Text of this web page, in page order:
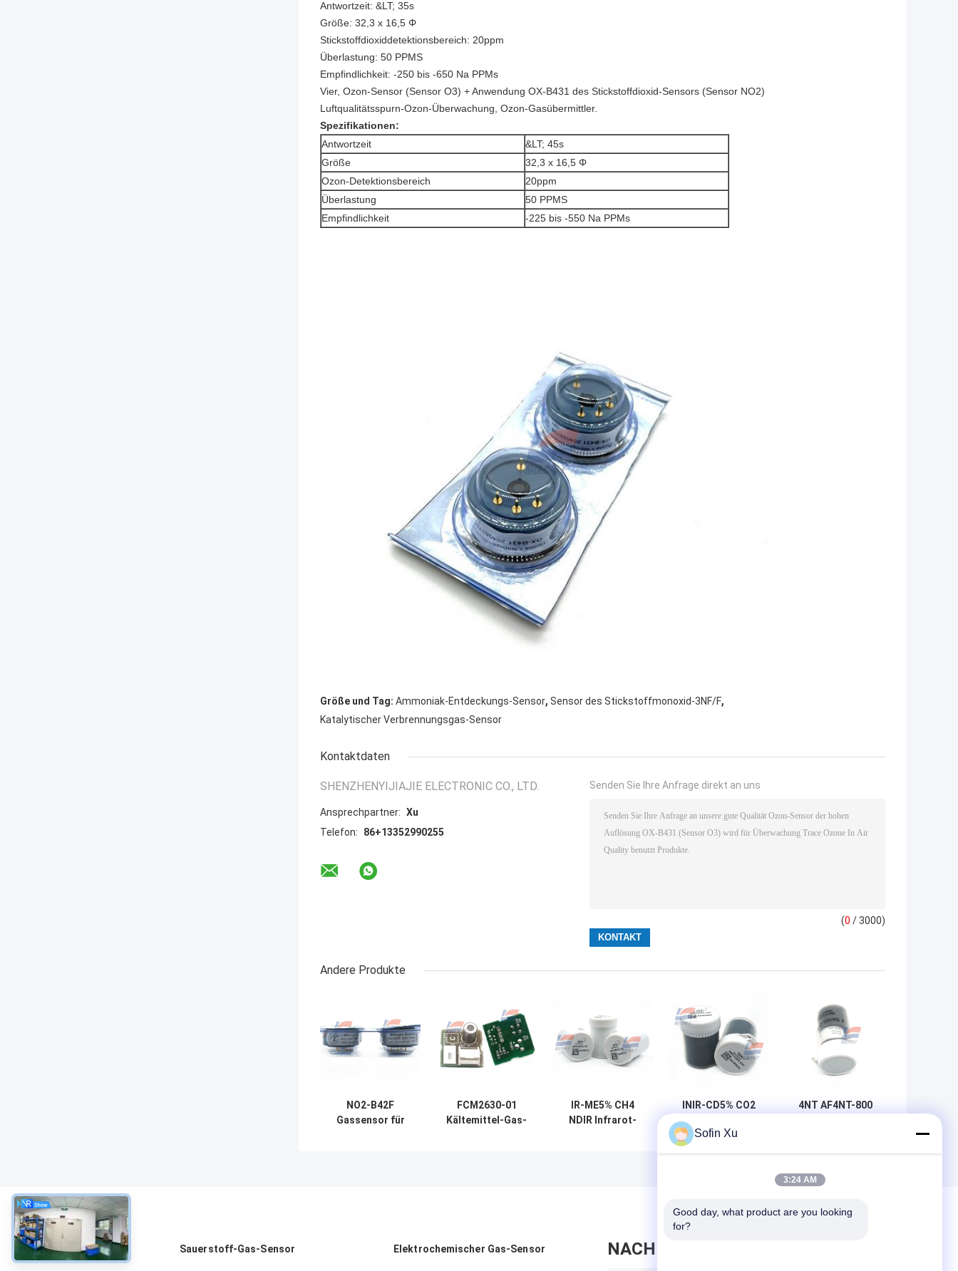
Antwortzeit: &LT; 35s
Größe: 32,3 x 16,5 Φ
Stickstoffdioxiddetektionsbereich: 20ppm
Überlastung: 50 PPMS
Empfindlichkeit: -250 bis -650 Na PPMs
Vier, Ozon-Sensor (Sensor O3) + Anwendung OX-B431 des Stickstoffdioxid-Sensors (Sensor NO2)
Luftqualitätsspurn-Ozon-Überwachung, Ozon-Gasübermittler.
Spezifikationen:
Antwortzeit
&LT; 45s
Größe
32,3 x 16,5 Φ
Ozon-Detektionsbereich
20ppm
Überlastung
50 PPMS
Empfindlichkeit
-225 bis -550 Na PPMs
Größe und Tag: Ammoniak-Entdeckungs-Sensor, Sensor des Stickstoffmonoxid-3NF/F,
Katalytischer Verbrennungsgas-Sensor
Kontaktdaten
SHENZHENYIJIAJIE ELECTRONIC CO., LTD.
Ansprechpartner: Xu
Telefon:
86+13352990255
Senden Sie Ihre Anfrage direkt an uns
(0 / 3000)
Andere Produkte
NO2-B42F
Gassensor für
FCM2630-01
Kältemittel-Gas-
IR-ME5% CH4
NDIR Infrarot-
INIR-CD5% CO2
Kohlendioxid IR-
4NT AF4NT-800
Elektrochemie
über Sauerstoff-Gas-Sensor Elektrochemischer Gas-Sensor NACHRICHT HINTERLASSEN
Sofin Xu
3:24 AM
Good day, what product are you looking
for?